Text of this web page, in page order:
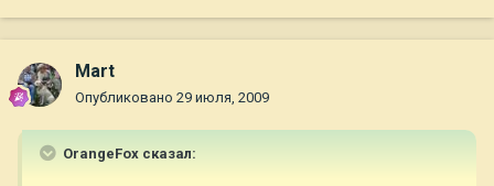
Mart
Опубликовано 29 июля, 2009
OrangeFox сказал: